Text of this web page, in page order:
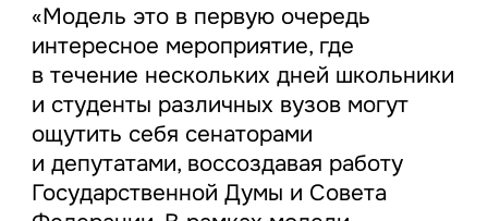
«Модель это в первую очередь
интересное мероприятие, где
в течение нескольких дней школьники
и студенты различных вузов могут
ощутить себя сенаторами
и депутатами, воссоздавая работу
Государственной Думы и Совета